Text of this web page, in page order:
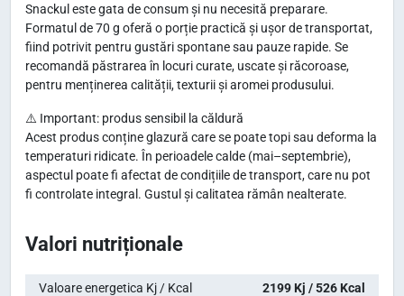
Snackul este gata de consum și nu necesită preparare.
Formatul de 70 g oferă o porție practică și ușor de transportat,
fiind potrivit pentru gustări spontane sau pauze rapide. Se
recomandă păstrarea în locuri curate, uscate și răcoroase,
pentru menținerea calității, texturii și aromei produsului.
⚠️ Important: produs sensibil la căldură
Acest produs conține glazură care se poate topi sau deforma la
temperaturi ridicate. În perioadele calde (mai–septembrie),
aspectul poate fi afectat de condițiile de transport, care nu pot
fi controlate integral. Gustul și calitatea rămân nealterate.
Valori nutriționale
Valoare energetica Kj / Kcal
2199 Kj / 526 Kcal